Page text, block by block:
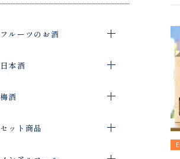
フルーツのお酒
日本酒
梅酒
セット商品